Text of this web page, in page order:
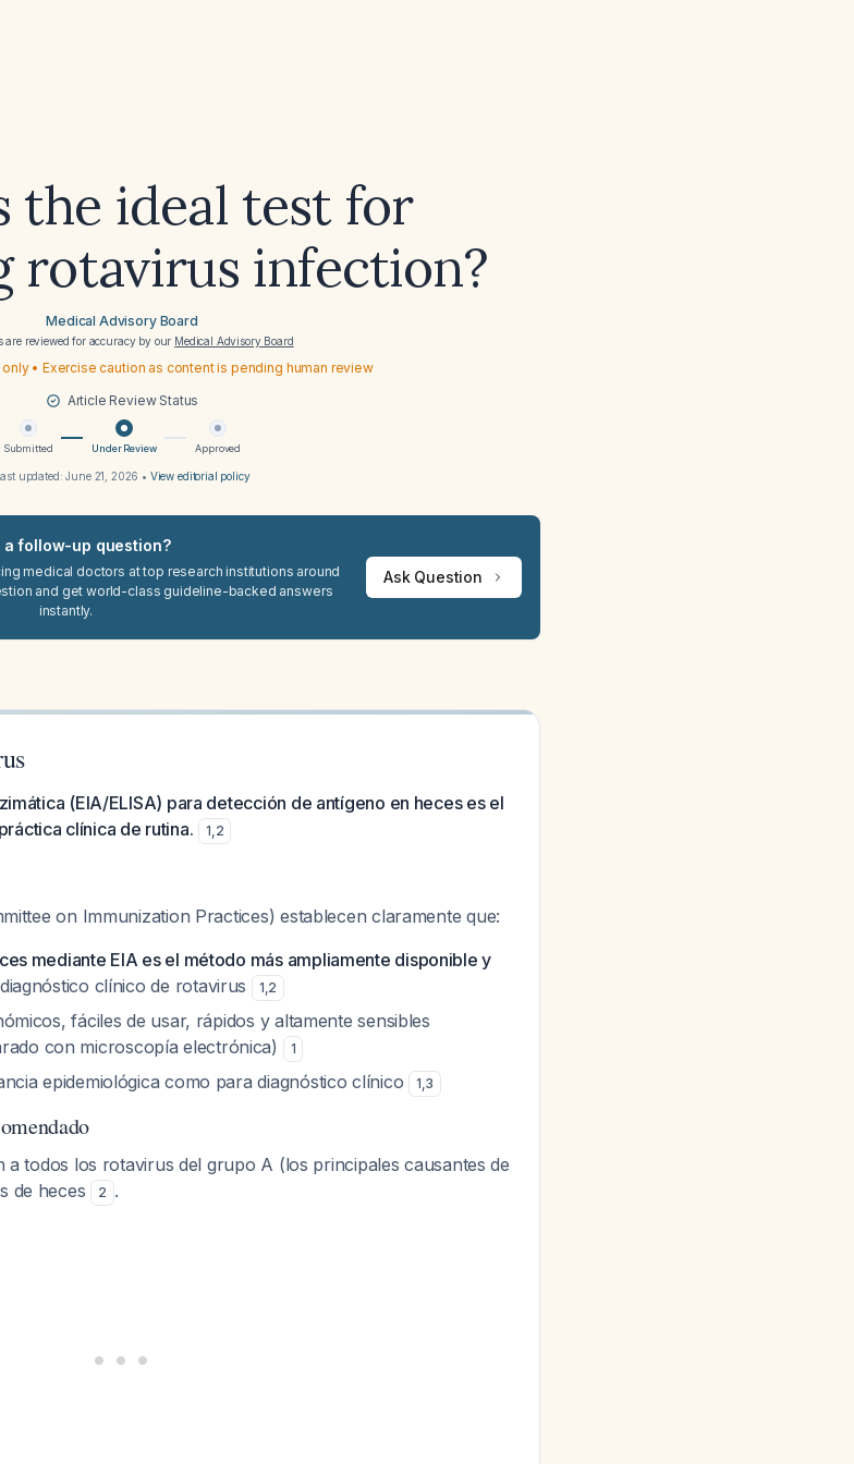
the ideal test for
rotavirus infection?
Medical Advisory Board
are reviewed for accuracy by our Medical Advisory Board
• Exercise caution as content is pending human review
Article Review Status
Submitted Under Review Approved
updated:June 21, 2026 • View editorial policy
a follow-up question?
medical doctors at top research institutions around
and get world-class guideline-backed answers
instantly.
Ask Question
(EIA/ELISA) para detección de antígeno en heces es el
clínica de rutina.
1,2
on Immunization Practices) establecen claramente que:
mediante EIA es el método más ampliamente disponible y
clínico de rotavirus 1,2
fáciles de usar, rápidos y altamente sensibles
con microscopía electrónica)
1
epidemiológica como para diagnóstico clínico 1,3
a todos los rotavirus del grupo A (los principales causantes de
de heces
2 .